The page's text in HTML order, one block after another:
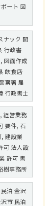
ート 図
ナック 開
行政書
図面作成
飲食店
察署 届
行政書士
経営業務
要件, 石
建設業
可 法人設
許可 書
樹事務所
泊 金沢
市 民泊